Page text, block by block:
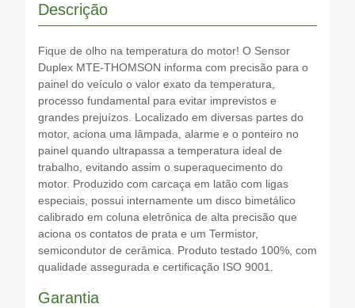
Descrição
Fique de olho na temperatura do motor! O Sensor
Duplex MTE-THOMSON informa com precisão para o
painel do veículo o valor exato da temperatura,
processo fundamental para evitar imprevistos e
grandes prejuízos. Localizado em diversas partes do
motor, aciona uma lâmpada, alarme e o ponteiro no
painel quando ultrapassa a temperatura ideal de
trabalho, evitando assim o superaquecimento do
motor. Produzido com carcaça em latão com ligas
especiais, possui internamente um disco bimetálico
calibrado em coluna eletrônica de alta precisão que
aciona os contatos de prata e um Termistor,
semicondutor de cerâmica. Produto testado 100%, com
qualidade assegurada e certificação ISO 9001.
Garantia